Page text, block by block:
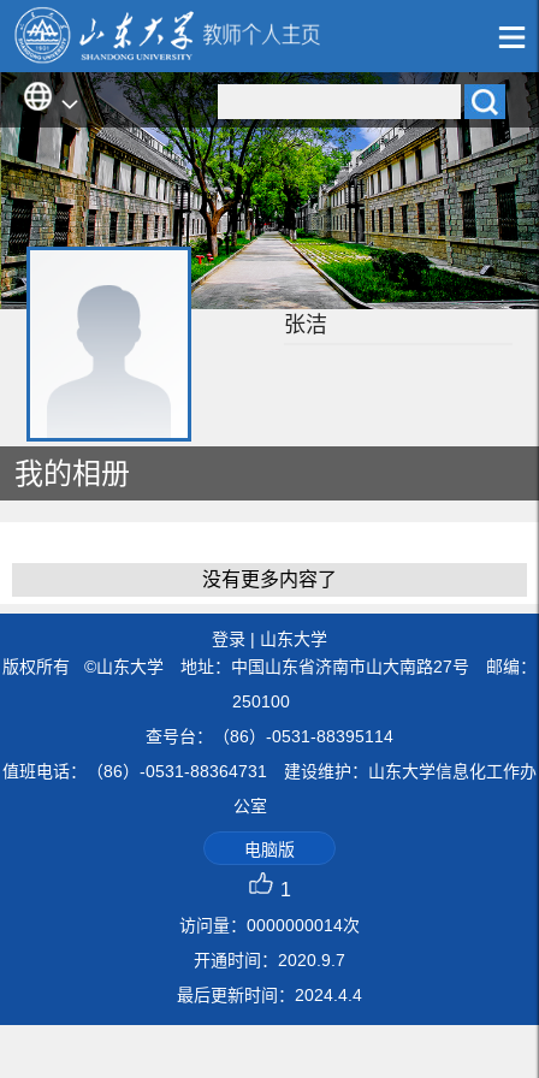
张洁
我的相册
没有更多内容了
登录 | 山东大学
版权所有 ©山东大学 地址：中国山东省济南市山大南路27号 邮编：
250100
查号台：（86）-0531-88395114
值班电话：（86）-0531-88364731 建设维护：山东大学信息化工作办
公室
电脑版
1
访问量： 0000000014次
开通时间： 2020.9.7
最后更新时间： 2024.4.4